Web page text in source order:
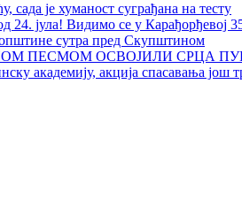
сада је хуманост суграђана на тесту
24. јула! Видимо се у Карађорђевој
сутра пред Скупштином
ПЕСМОМ ОСВОЈИЛИ СРЦА
академију, акција спасавања још